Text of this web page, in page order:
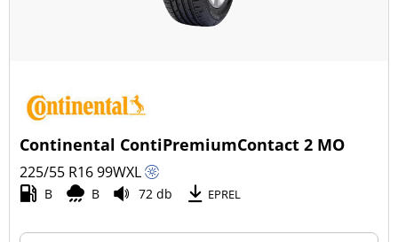
Continental ContiPremiumContact 2 MO
225/55 R1699WXL
B B 72 db EPREL